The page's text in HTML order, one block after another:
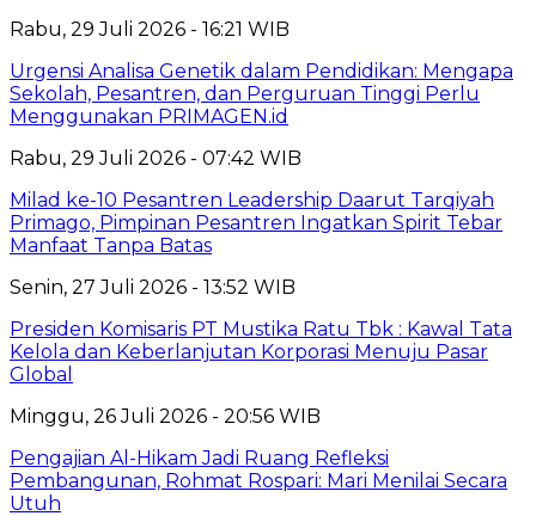
Rabu, 29 Juli 2026 - 16:21 WIB
Urgensi Analisa Genetik dalam Pendidikan: Mengapa
Sekolah, Pesantren, dan Perguruan Tinggi Perlu
Menggunakan PRIMAGEN.id
Rabu, 29 Juli 2026 - 07:42 WIB
Milad ke-10 Pesantren Leadership Daarut Tarqiyah
Primago, Pimpinan Pesantren Ingatkan Spirit Tebar
Manfaat Tanpa Batas
Senin, 27 Juli 2026 - 13:52 WIB
Presiden Komisaris PT Mustika Ratu Tbk : Kawal Tata
Kelola dan Keberlanjutan Korporasi Menuju Pasar
Global
Minggu, 26 Juli 2026 - 20:56 WIB
Pengajian Al-Hikam Jadi Ruang Refleksi
Pembangunan, Rohmat Rospari: Mari Menilai Secara
Utuh